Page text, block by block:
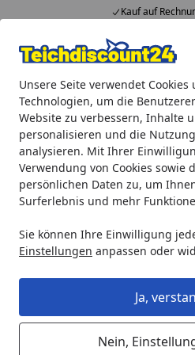
Unsere Seite verwendet
Technologien, um die
Website zu verbessern, Inhalte
personalisieren und die
analysieren. Mit Ihrer
Verwendung von Cookies sowie
persönlichen Daten zu, um
Surferlebnis und mehr
Sie können Ihre Einwilligung
Einstellungen anpassen oder
Ja,
Nein,
Kauf auf
Alle Produkte
Mein Konto
Suchen
Startseite
Gardenforma Ersatz-
Gardenforma
aus Kanevas Textil,
Feuerstelle: Aragaz